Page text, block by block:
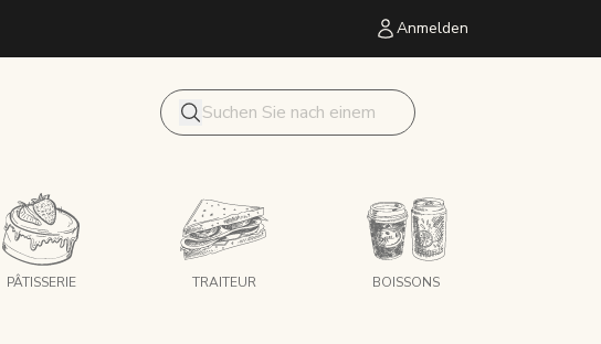
Anmelden
Forschung
PÂTISSERIE TRAITEUR BOISSONS